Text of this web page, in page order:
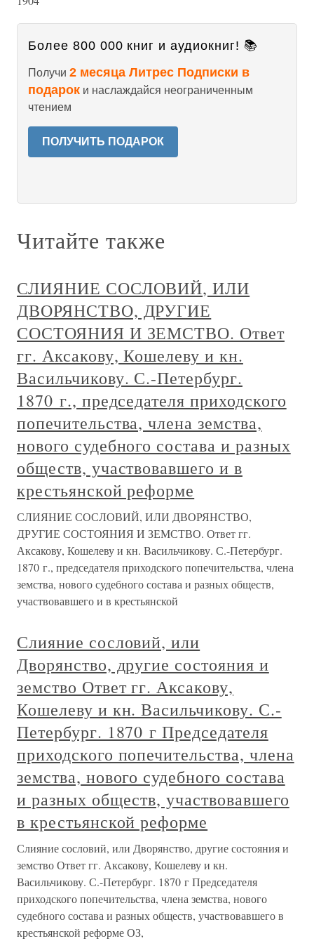
Более 800 000 книг и аудиокниг! 📚
Получи 2 месяца Литрес Подписки в
подарок и наслаждайся неограниченным
чтением
ПОЛУЧИТЬ ПОДАРОК
Читайте также
СЛИЯНИЕ СОСЛОВИЙ, ИЛИ
ДВОРЯНСТВО, ДРУГИЕ
СОСТОЯНИЯ И ЗЕМСТВО. Ответ
гг. Аксакову, Кошелеву и кн.
Васильчикову. С.-Петербург.
1870 г., председателя приходского
попечительства, члена земства,
нового судебного состава и разных
обществ, участвовавшего и в
крестьянской реформе
СЛИЯНИЕ СОСЛОВИЙ, ИЛИ ДВОРЯНСТВО,
ДРУГИЕ СОСТОЯНИЯ И ЗЕМСТВО. Ответ гг.
Аксакову, Кошелеву и кн. Васильчикову. С.-Петербург.
1870 г., председателя приходского попечительства, члена
земства, нового судебного состава и разных обществ,
участвовавшего и в крестьянской
Слияние сословий, или
Дворянство, другие состояния и
земство Ответ гг. Аксакову,
Кошелеву и кн. Васильчикову. С.-
Петербург. 1870 г Председателя
приходского попечительства, члена
земства, нового судебного состава
и разных обществ, участвовавшего
в крестьянской реформе
Слияние сословий, или Дворянство, другие состояния и
земство Ответ гг. Аксакову, Кошелеву и кн.
Васильчикову. С.-Петербург. 1870 г Председателя
приходского попечительства, члена земства, нового
судебного состава и разных обществ, участвовавшего в
крестьянской реформе ОЗ,